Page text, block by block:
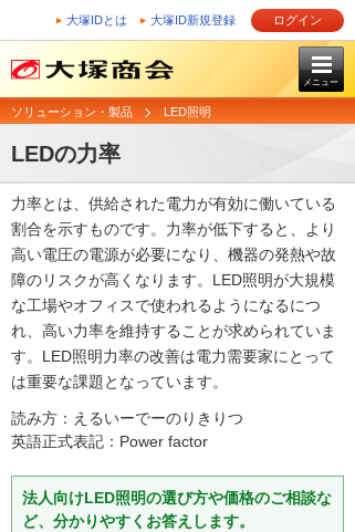
大塚IDとは 大塚ID新規登録 ログイン
メニュー
ソリューション・製品 LED照明
LEDの力率
力率とは、供給された電力が有効に働いている
割合を示すものです。力率が低下すると、より
高い電圧の電源が必要になり、機器の発熱や故
障のリスクが高くなります。LED照明が大規模
な工場やオフィスで使われるようになるにつ
れ、高い力率を維持することが求められていま
す。LED照明力率の改善は電力需要家にとって
は重要な課題となっています。
読み方：えるいーでーのりきりつ
英語正式表記：Power factor
法人向けLED照明の選び方や価格のご相談な
ど、分かりやすくお答えします。